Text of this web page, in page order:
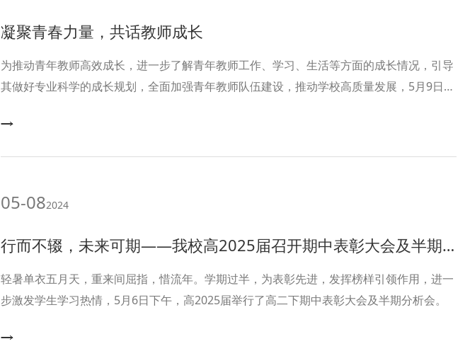
凝聚青春力量，共话教师成长
为推动青年教师高效成长，进一步了解青年教师工作、学习、生活等方面的成长情况，引导
其做好专业科学的成长规划，全面加强青年教师队伍建设，推动学校高质量发展，5月9日，
副校长许刚强，副校长艾林，教务处副主任刘东华、副主任刘志荣、副主任杨洪，德育处副
05-082024
行而不辍，未来可期——我校高2025届召开期中表彰大会及半期分析会
轻暑单衣五月天，重来间屈指，惜流年。学期过半，为表彰先进，发挥榜样引领作用，进一
步激发学生学习热情，5月6日下午，高2025届举行了高二下期中表彰大会及半期分析会。